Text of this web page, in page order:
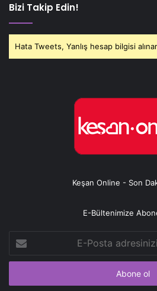
Bizi Takip Edin!
Hata Tweets, Yanlış hesap bilgisi
Keşan Online - Son
E-Bültenimize
Posta
adresinizi